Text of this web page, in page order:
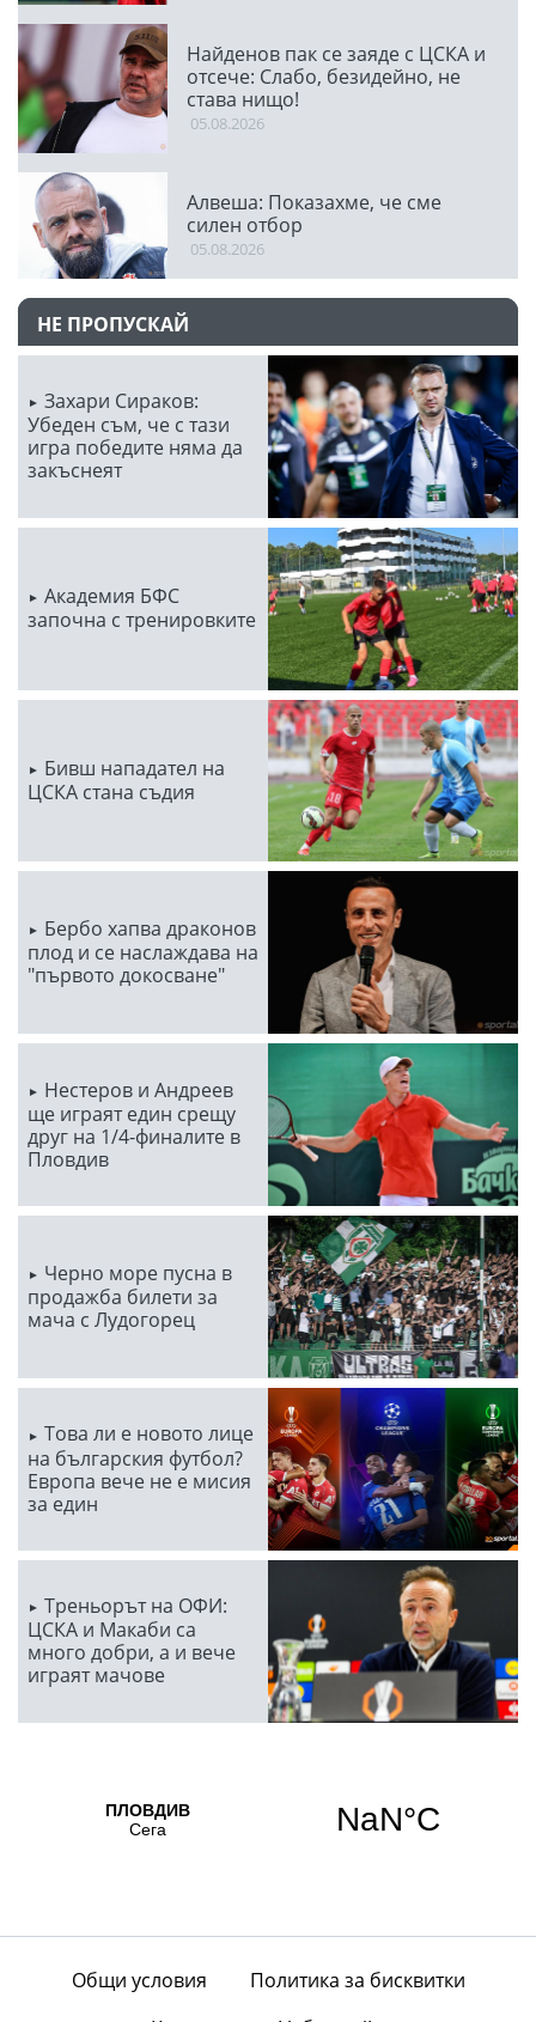
Найденов пак се заяде с ЦСКА и
отсече: Слабо, безидейно, не
става нищо!
05.08.2026
Алвеша: Показахме, че сме
силен отбор
05.08.2026
НЕ ПРОПУСКАЙ
Захари Сираков:
Убеден съм, че с тази
игра победите няма да
закъснеят
Академия БФС
започна с тренировките
Бивш нападател на
ЦСКА стана съдия
Бербо хапва драконов
плод и се наслаждава на
"първото докосване"
Нестеров и Андреев
ще играят един срещу
друг на 1/4-финалите в
Пловдив
Черно море пусна в
продажба билети за
мача с Лудогорец
Това ли е новото лице
на българския футбол?
Европа вече не е мисия
за един
Треньорът на ОФИ:
ЦСКА и Макаби са
много добри, а и вече
играят мачове
Общи условия
Политика за бисквитки